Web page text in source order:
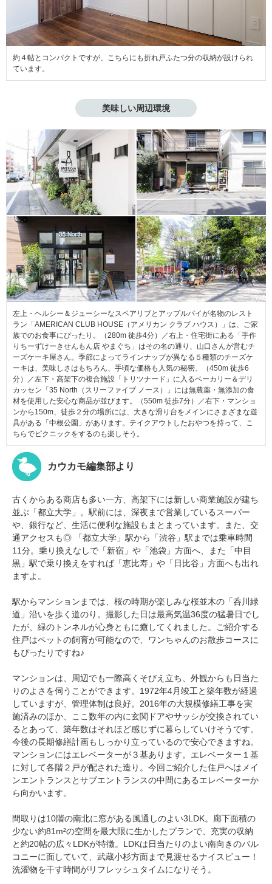
約４帖とコンパクトですが、こちらにも折れ戸ふたつ分の収納が設けられ
ています。
美味しい周辺環境
左上・ヘルシー＆ジューシーなスペアリブとアップルパイが名物のレスト
ラン「AMERICAN CLUB HOUSE（アメリカン クラブ ハウス）」は、ご家
族でのお食事にぴったり。（280m 徒歩4分）／右上・住宅街にある「手作
りちーずけーきせんもん店 やまぐち」はその名の通り、山口さんが営むチ
ーズケーキ屋さん。季節によってラインナップが異なる５種類のチーズケ
ーキは、美味しさはもちろん、手頃な価格も人気の秘密。（450m 徒歩6
分）／左下・高架下の複合施設「トリツナード」に入るベーカリー＆デリ
カッセン「35 North（スリーファイブ ノース）」には無農薬・無添加の食
材を使用した安心な商品が並びます。（550m 徒歩7分）／右下・マンショ
ンから150m、徒歩２分の場所には、大きな滑り台をメインにさまざまな遊
具がある「中根公園」があります。テイクアウトしたおやつを持って、こ
ちらでピクニックをするのも楽しそう。
カウカモ編集部より
古くからある商店も多い一方、高架下には新しい商業施設が建ち
並ぶ「都立大学」。駅前には、深夜まで営業しているスーパー
や、銀行など、生活に便利な施設もまとまっています。
また、交
通アクセスも◎ 「都立大学」駅から「渋谷」駅までは乗車時間
11分。乗り換えなしで「新宿」や「池袋」方面へ、また「中目
黒」駅で乗り換えをすれば「恵比寿」や「日比谷」方面へも出れ
ますよ。
駅からマンションまでは、桜の時期が楽しみな桜並木の「呑川緑
道」沿いを歩く道のり。撮影した日は最高気温36度の猛暑日でし
たが、緑のトンネルが心身ともに癒してくれました。ご紹介する
住戸はペットの飼育が可能なので、ワンちゃんのお散歩コースに
もぴったりですね♪
マンションは、周辺でも一際高くそびえ立ち、外観からも日当た
りのよさを伺うことができます。1972年4月竣工と築年数が経過
していますが、管理体制は良好。2016年の大規模修繕工事を実
施済みのほか、ここ数年の内に玄関ドアやサッシが交換されてい
るとあって、築年数はそれほど感じずに暮らしていけそうです。
今後の長期修繕計画もしっかり立っているので安心できますね。
マンションにはエレベーターが３基あります。エレベーター１基
に対して各階２戸が配された造り。今回ご紹介した住戸へはメイ
ンエントランスとサブエントランスの中間にあるエレベーターか
ら向かいます。
間取りは10階の南北に窓がある風通しのよい3LDK。廊下面積の
少ない約81m²の空間を最大限に生かしたプランで、充実の収納
と約20帖の広々LDKが特徴。LDKは日当たりのよい南向きのバル
コニーに面していて、武蔵小杉方面まで見渡せるナイスビュー！
洗濯物を干す時間がリフレッシュタイムになりそう。